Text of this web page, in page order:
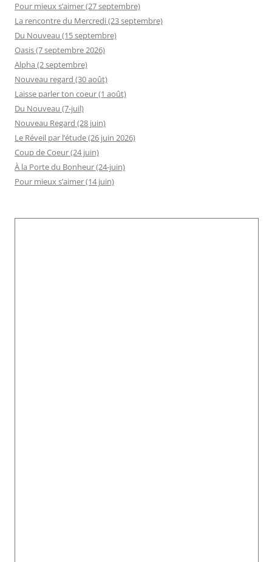
Pour mieux s’aimer (27 septembre)
La rencontre du Mercredi (23 septembre)
Du Nouveau (15 septembre)
Oasis (7 septembre 2026)
Alpha (2 septembre)
Nouveau regard (30 août)
Laisse parler ton coeur (1 août)
Du Nouveau (7-juil)
Nouveau Regard (28 juin)
Le Réveil par l’étude (26 juin 2026)
Coup de Coeur (24 juin)
À la Porte du Bonheur (24-juin)
Pour mieux s’aimer (14 juin)